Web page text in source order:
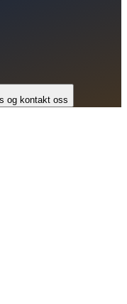
og kontakt oss